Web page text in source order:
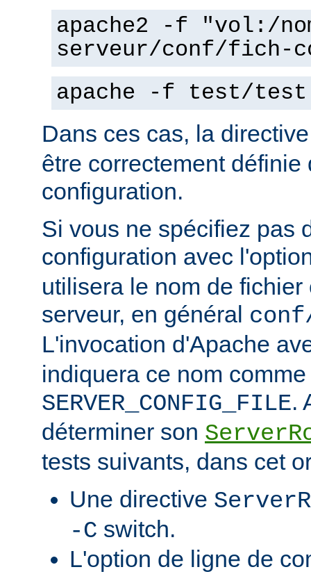
apache2 -f "vol:/
serveur/conf/fich-
apache -f test/
Dans ces cas, la
être correctement
configuration.
Si vous ne spécifiez pas
configuration avec
utilisera le nom de
serveur, en général
L'invocation d'Apache
indiquera ce nom
SERVER_CONFIG_FILE.
déterminer son
tests suivants, dans cet
Une directive
-C switch.
L'option de ligne de